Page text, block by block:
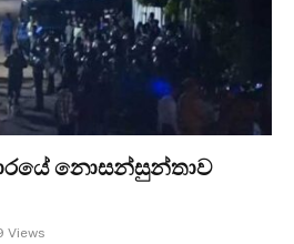
නොසන්සුන්තාව
Views